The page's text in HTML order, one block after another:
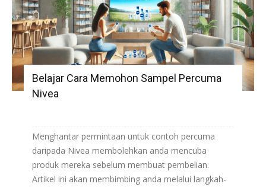
Belajar Cara Memohon Sampel Percuma
Nivea
Menghantar permintaan untuk contoh percuma
daripada Nivea membolehkan anda mencuba
produk mereka sebelum membuat pembelian.
Artikel ini akan membimbing anda melalui langkah-